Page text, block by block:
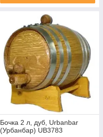
Бочка 2 л, дуб, Urbanbar
(Урбанбар) UB3783